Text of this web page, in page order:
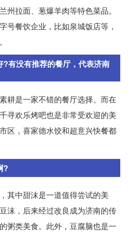
州拉面、葱爆羊肉等特色菜品。
号餐饮企业，比如泉城饭店等，
?有没有推荐的餐厅，代表济南
耕是一家不错的餐厅选择。而在
寻欢乐烤吧也是非常受欢迎的美
区，喜家德水饺和超意兴快餐都
?
其中甜沫是一道值得尝试的美
沫，后来经过改良成为济南的传
粥类美食。此外，豆腐脑也是一